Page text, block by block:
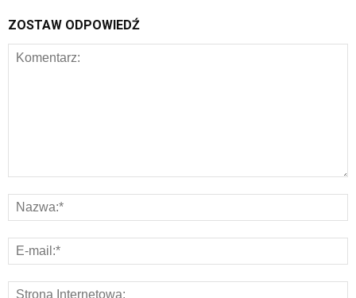
ZOSTAW ODPOWIEDŹ